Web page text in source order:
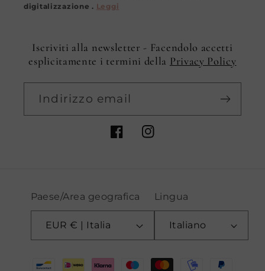
digitalizzazione . Leggi
Iscriviti alla newsletter - Facendolo accetti
esplicitamente i termini della Privacy Policy
Indirizzo email
FacebookInstagram
Paese/Area geografica
EUR € | Italia
Lingua
Italiano
Metodi